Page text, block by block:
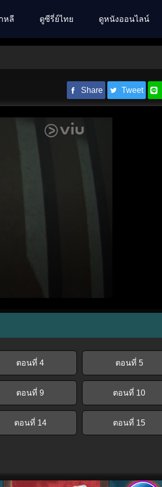
หลี ดูซีรี่ย์ไทย ดูหนังออนไลน์
Share Tweet
ตอนที่ 4 ตอนที่ 5
ตอนที่ 9 ตอนที่ 10
ตอนที่ 14 ตอนที่ 15